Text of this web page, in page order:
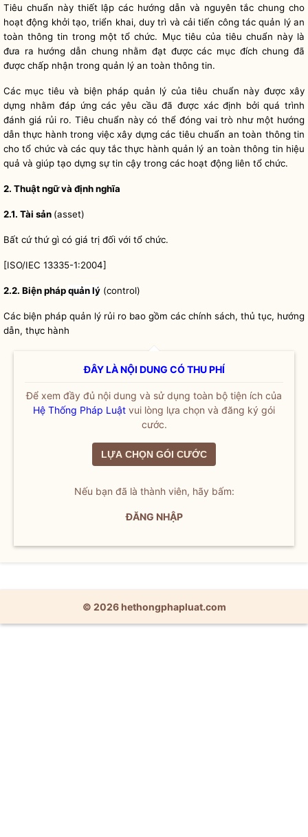
Tiêu chuẩn này thiết lập các hướng dẫn và nguyên tắc chung cho
hoạt động khởi tạo, triển khai, duy trì và cải tiến công tác quản lý an
toàn thông tin trong một tổ chức. Mục tiêu của tiêu chuẩn này là
đưa ra hướng dẫn chung nhằm đạt được các mục đích chung đã
được chấp nhận trong quản lý an toàn thông tin.
Các mục tiêu và biện pháp quản lý của tiêu chuẩn này được xây
dựng nhằm đáp ứng các yêu cầu đã được xác định bởi quá trình
đánh giá rủi ro. Tiêu chuẩn này có thể đóng vai trò như một hướng
dẫn thực hành trong việc xây dựng các tiêu chuẩn an toàn thông tin
cho tổ chức và các quy tắc thực hành quản lý an toàn thông tin hiệu
quả và giúp tạo dựng sự tin cậy trong các hoạt động liên tổ chức.
2. Thuật ngữ và định nghĩa
2.1. Tài sản (asset)
Bất cứ thứ gì có giá trị đối với tổ chức.
[ISO/IEC 13335-1:2004]
2.2. Biện phápquản lý (control)
Các biện pháp quản lý rủi ro bao gồm các chính sách, thủ tục, hướng
dẫn, thực hành
ĐÂY LÀ NỘI DUNG CÓ THU PHÍ
Để xem đầy đủ nội dung và sử dụng toàn bộ tiện ích của
Hệ Thống Pháp Luật vui lòng lựa chọn và đăng ký gói
cước.
LỰA CHỌN GÓI CƯỚC
Nếu bạn đã là thành viên, hãy bấm:
ĐĂNG NHẬP
© 2026 hethongphapluat.com